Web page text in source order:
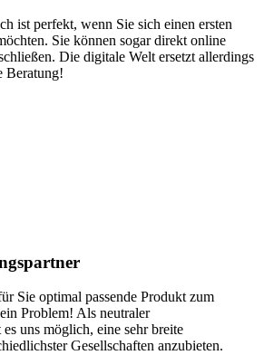
ist perfekt, wenn Sie sich einen ersten
Sie können sogar direkt online
Die digitale Welt ersetzt allerdings
Beratung!
Sie optimal passende Produkt zum
Problem! Als neutraler
uns möglich, eine sehr breite
Gesellschaften anzubieten.